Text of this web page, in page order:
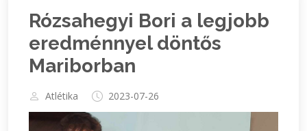
Rózsahegyi Bori a legjobb
eredménnyel döntős
Mariborban
Atlétika 2023-07-26